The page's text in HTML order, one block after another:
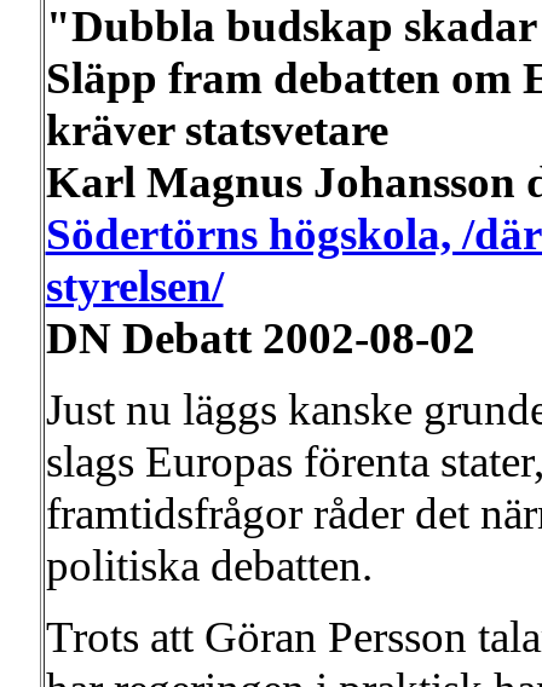
"Dubbla budskap
Släpp fram debatten om
kräver statsvetare
Karl Magnus Johansson
Södertörns högskola, /
styrelsen/
DN Debatt 2002-08-02
Just nu läggs kanske
slags Europas förenta
framtidsfrågor råder det
politiska debatten.
Trots att Göran Persson